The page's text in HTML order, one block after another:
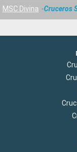
MSC Divina
Cruceros